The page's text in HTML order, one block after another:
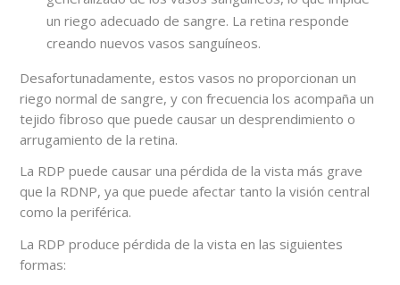
un riego adecuado de sangre. La retina responde
creando nuevos vasos sanguíneos.
Desafortunadamente, estos vasos no proporcionan un
riego normal de sangre, y con frecuencia los acompaña un
tejido fibroso que puede causar un desprendimiento o
arrugamiento de la retina.
La RDP puede causar una pérdida de la vista más grave
que la RDNP, ya que puede afectar tanto la visión central
como la periférica.
La RDP produce pérdida de la vista en las siguientes
formas: